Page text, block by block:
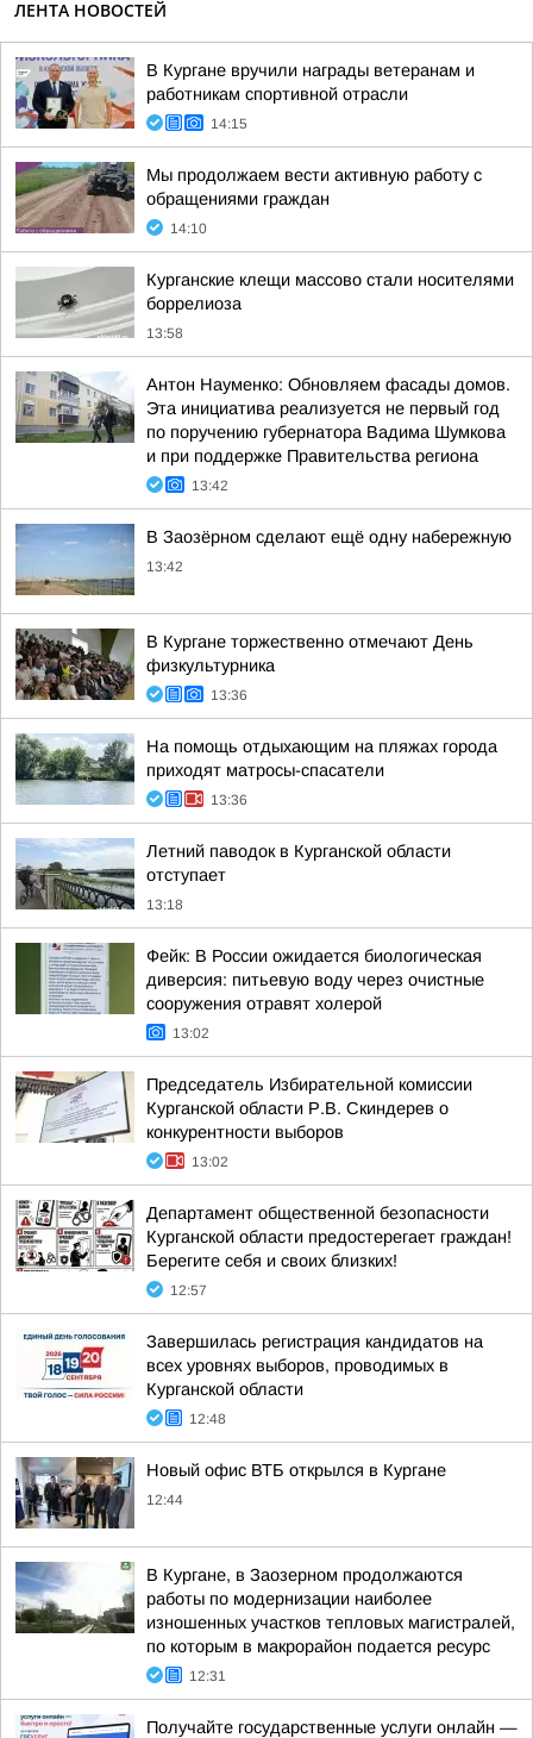
ЛЕНТА НОВОСТЕЙ
В Кургане вручили награды ветеранам и
работникам спортивной отрасли
14:15
Мы продолжаем вести активную работу с
обращениями граждан
14:10
Курганские клещи массово стали носителями
боррелиоза
13:58
Антон Науменко: Обновляем фасады домов.
Эта инициатива реализуется не первый год
по поручению губернатора Вадима Шумкова
и при поддержке Правительства региона
13:42
В Заозёрном сделают ещё одну набережную
13:42
В Кургане торжественно отмечают День
физкультурника
13:36
На помощь отдыхающим на пляжах города
приходят матросы-спасатели
13:36
Летний паводок в Курганской области
отступает
13:18
Фейк: В России ожидается биологическая
диверсия: питьевую воду через очистные
сооружения отравят холерой
13:02
Председатель Избирательной комиссии
Курганской области Р.В. Скиндерев о
конкурентности выборов
13:02
Департамент общественной безопасности
Курганской области предостерегает граждан!
Берегите себя и своих близких!
12:57
Завершилась регистрация кандидатов на
всех уровнях выборов, проводимых в
Курганской области
12:48
Новый офис ВТБ открылся в Кургане
12:44
В Кургане, в Заозерном продолжаются
работы по модернизации наиболее
изношенных участков тепловых магистралей,
по которым в макрорайон подается ресурс
12:31
Получайте государственные услуги онлайн —